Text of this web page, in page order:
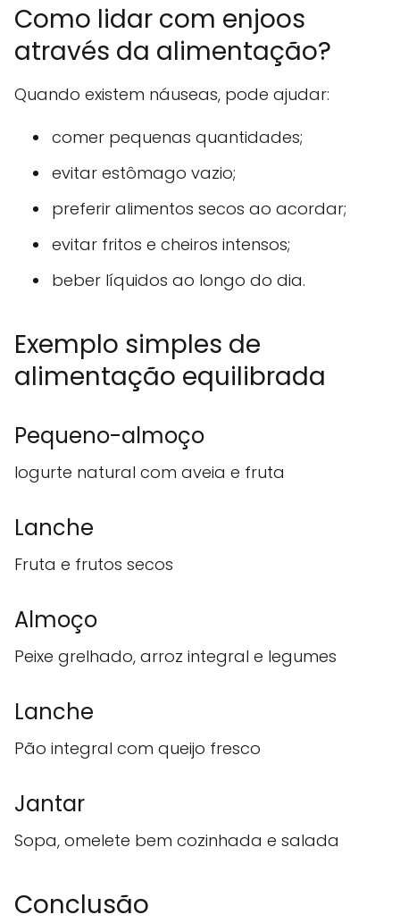
Como lidar com enjoos
através da alimentação?
Quando existem náuseas, pode ajudar:
comer pequenas quantidades;
evitar estômago vazio;
preferir alimentos secos ao acordar;
evitar fritos e cheiros intensos;
beber líquidos ao longo do dia.
Exemplo simples de
alimentação equilibrada
Pequeno-almoço
Iogurte natural com aveia e fruta
Lanche
Fruta e frutos secos
Almoço
Peixe grelhado, arroz integral e legumes
Lanche
Pão integral com queijo fresco
Jantar
Sopa, omelete bem cozinhada e salada
Conclusão